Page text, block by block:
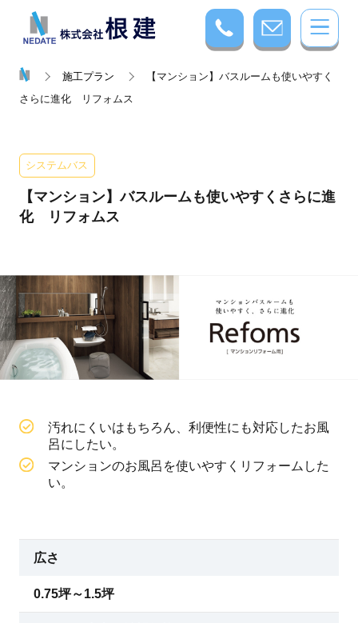
施工プラン
【マンション】バスルームも使いやすく
さらに進化 リフォムス
システムバス
【マンション】バスルームも使いやすくさらに進
化 リフォムス
汚れにくいはもちろん、利便性にも対応したお風
呂にしたい。
マンションのお風呂を使いやすくリフォームした
い。
広さ
0.75坪～1.5坪